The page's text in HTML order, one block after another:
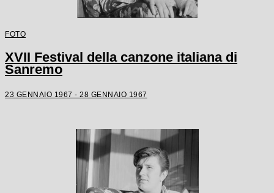
FOTO
XVII Festival della canzone italiana di
Sanremo
23 GENNAIO 1967 - 28 GENNAIO 1967